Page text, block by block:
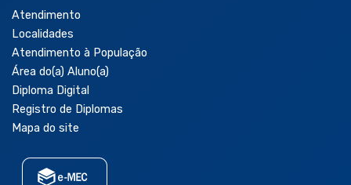
Atendimento
Localidades
Atendimento à População
Área do(a) Aluno(a)
Diploma Digital
Registro de Diplomas
Mapa do site